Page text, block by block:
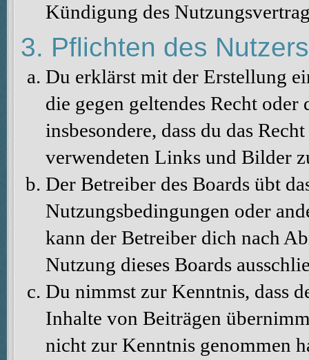
Kündigung des
3. Pflichten des Nutzers
Du erklärst mit der Erstellung
die gegen geltendes Recht
insbesondere, dass du das
verwendeten Links und Bilder
Der Betreiber des Boards übt
Nutzungsbedingungen oder
kann der Betreiber dich nach
Nutzung dieses Boards
Du nimmst zur Kenntnis, dass
Inhalte von Beiträgen
nicht zur Kenntnis genommen